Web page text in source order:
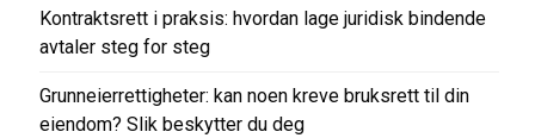
Kontraktsrett i praksis: hvordan lage juridisk bindende
avtaler steg for steg
Grunneierrettigheter: kan noen kreve bruksrett til din
eiendom? Slik beskytter du deg